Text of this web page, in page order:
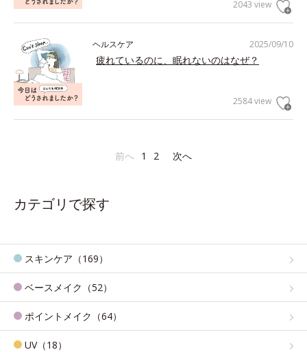
2043 view
2025/09/10
ヘルスケア
疲れているのに、眠れないのはなぜ？
2584 view
前へ 1 2 次へ
カテゴリで探す
スキンケア（169）
ベースメイク（52）
ポイントメイク（64）
UV（18）